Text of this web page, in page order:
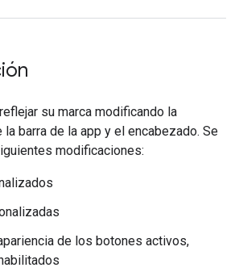
su marca modificando la
barra de la app y el encabezado. Se
modificaciones:
de los botones activos,